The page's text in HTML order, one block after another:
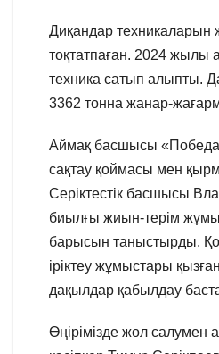
Диқандар техникаларын
тоқтатпаған. 2024 жылы
техника сатып алыпты.
3362 тонна жанар-
Аймақ басшысы
сақтау қоймасы мен
Серіктестік басшысы
биылғы жиын-терім
барысын таныстырды.
іріктеу жұмыстары
дақылдар қабылдау
Өңірімізде жол салумен